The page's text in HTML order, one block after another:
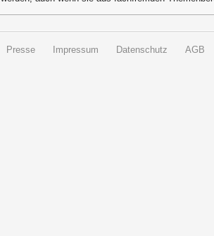
Presse Impressum Datenschutz AGB